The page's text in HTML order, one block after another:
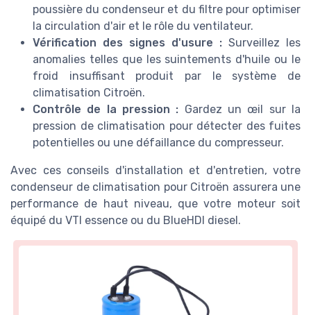
poussière du condenseur et du filtre pour optimiser
la circulation d'air et le rôle du ventilateur.
Vérification des signes d'usure : Surveillez les
anomalies telles que les suintements d'huile ou le
froid insuffisant produit par le système de
climatisation Citroën.
Contrôle de la pression : Gardez un œil sur la
pression de climatisation pour détecter des fuites
potentielles ou une défaillance du compresseur.
Avec ces conseils d'installation et d'entretien, votre
condenseur de climatisation pour Citroën assurera une
performance de haut niveau, que votre moteur soit
équipé du VTI essence ou du BlueHDI diesel.